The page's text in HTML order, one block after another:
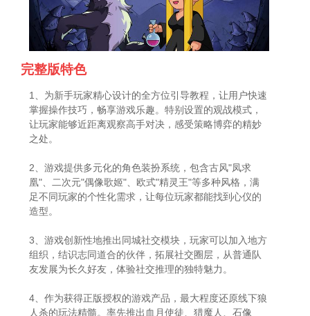
完整版特色
1、为新手玩家精心设计的全方位引导教程，让用户快速
掌握操作技巧，畅享游戏乐趣。特别设置的观战模式，
让玩家能够近距离观察高手对决，感受策略博弈的精妙
之处。
2、游戏提供多元化的角色装扮系统，包含古风"凤求
凰"、二次元"偶像歌姬"、欧式"精灵王"等多种风格，满
足不同玩家的个性化需求，让每位玩家都能找到心仪的
造型。
3、游戏创新性地推出同城社交模块，玩家可以加入地方
组织，结识志同道合的伙伴，拓展社交圈层，从普通队
友发展为长久好友，体验社交推理的独特魅力。
4、作为获得正版授权的游戏产品，最大程度还原线下狼
人杀的玩法精髓。率先推出血月使徒、猎魔人、石像